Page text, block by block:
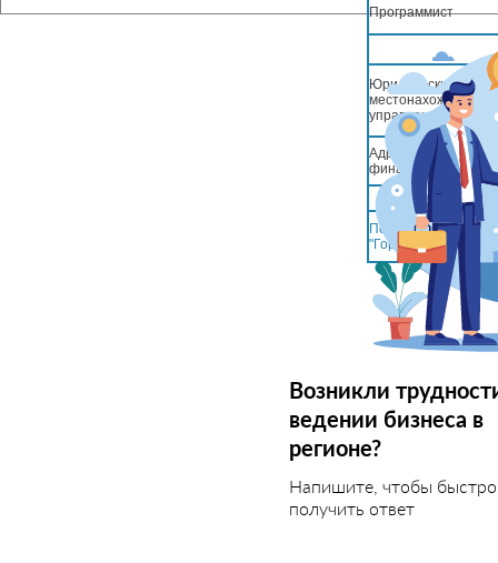
Возникли
ведении бизнеса в
регионе?
Напишите, чтобы быстро
получить ответ
Программист
Юридический
местонахождение
управления:
Адрес электронной
финансового
Положение о
"Городской округ